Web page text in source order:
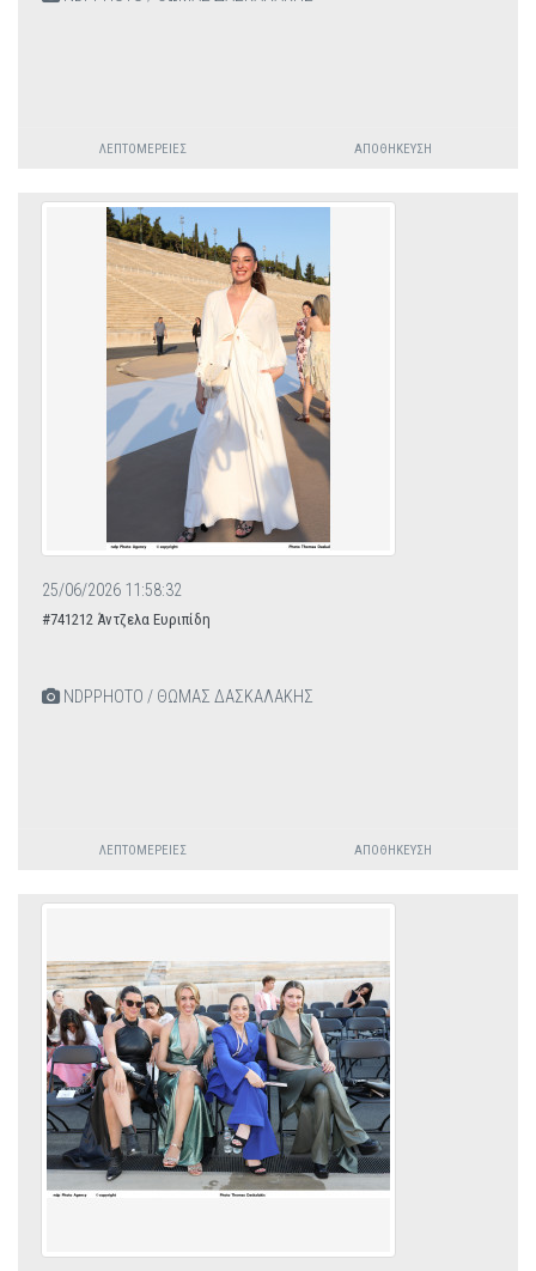
ΛΕΠΤΟΜΈΡΕΙΕΣ ΑΠΟΘΉΚΕΥΣΗ
25/06/2026 11:58:32
#741212 Άντζελα Ευριπίδη
NDPPHOTO / ΘΩΜΑΣ ΔΑΣΚΑΛΑΚΗΣ
ΛΕΠΤΟΜΈΡΕΙΕΣ ΑΠΟΘΉΚΕΥΣΗ